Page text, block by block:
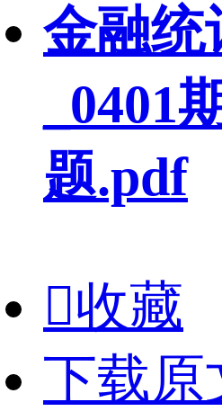
金融统
_0401
题.pdf
收藏
下载原